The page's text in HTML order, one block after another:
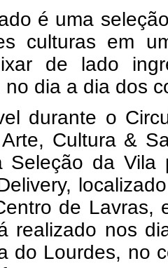
é uma
culturas em
de lado
no dia a dia dos
durante o
Arte, Cultura &
Seleção da Vila
de Lavras,
realizado nos
do Lourdes, no